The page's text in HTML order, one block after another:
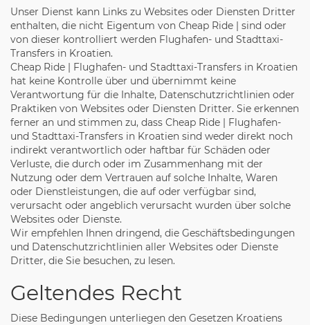
Unser Dienst kann Links zu Websites oder Diensten Dritter
enthalten, die nicht Eigentum von Cheap Ride | sind oder
von dieser kontrolliert werden Flughafen- und Stadttaxi-
Transfers in Kroatien.
Cheap Ride | Flughafen- und Stadttaxi-Transfers in Kroatien
hat keine Kontrolle über und übernimmt keine
Verantwortung für die Inhalte, Datenschutzrichtlinien oder
Praktiken von Websites oder Diensten Dritter. Sie erkennen
ferner an und stimmen zu, dass Cheap Ride | Flughafen-
und Stadttaxi-Transfers in Kroatien sind weder direkt noch
indirekt verantwortlich oder haftbar für Schäden oder
Verluste, die durch oder im Zusammenhang mit der
Nutzung oder dem Vertrauen auf solche Inhalte, Waren
oder Dienstleistungen, die auf oder verfügbar sind,
verursacht oder angeblich verursacht wurden über solche
Websites oder Dienste.
Wir empfehlen Ihnen dringend, die Geschäftsbedingungen
und Datenschutzrichtlinien aller Websites oder Dienste
Dritter, die Sie besuchen, zu lesen.
Geltendes Recht
Diese Bedingungen unterliegen den Gesetzen Kroatiens